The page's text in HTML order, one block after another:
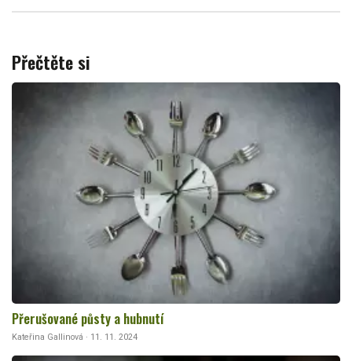
Přečtěte si
Přerušované půsty a hubnutí
Kateřina Gallinová · 11. 11. 2024